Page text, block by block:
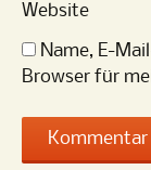
Website
Name, E-
Browser für